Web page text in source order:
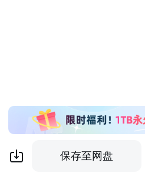
保存至网盘